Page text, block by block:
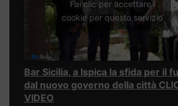
Fai clic per accettare i
cookie per questo servizio
Bar Sicilia, a Ispica la sfida per il
dal nuovo governo della città
VIDEO